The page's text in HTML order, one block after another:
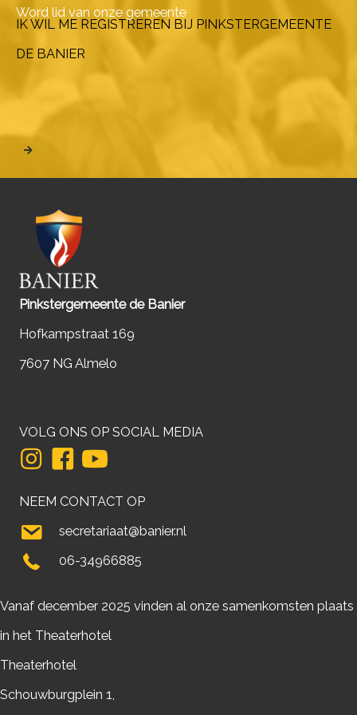
Word lid van onze gemeente
IK WIL ME REGISTREREN BIJ PINKSTERGEMEENTE
DE BANIER
Pinkstergemeente de Banier
Hofkampstraat 169
7607 NG Almelo
VOLG ONS OP SOCIAL MEDIA
NEEM CONTACT OP
secretariaat@banier.nl
06-34966885
Vanaf december 2025 vinden al onze samenkomsten plaats
in het Theaterhotel
Theaterhotel
Schouwburgplein 1,